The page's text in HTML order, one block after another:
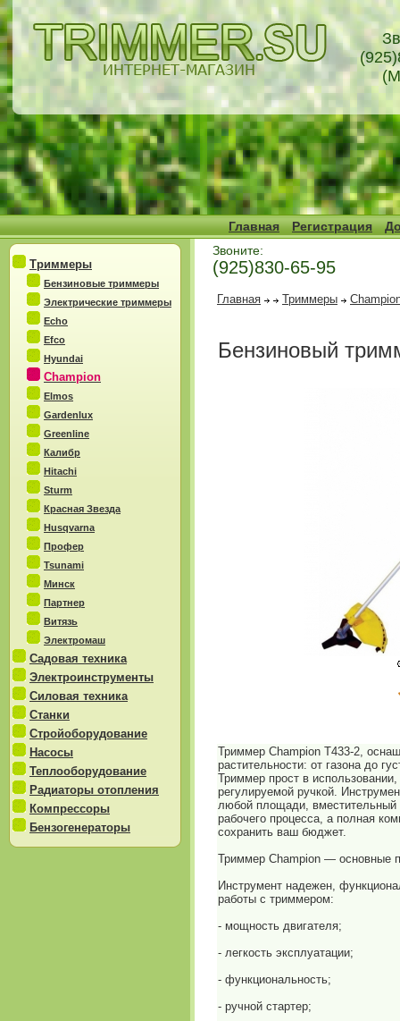
Главная Регистрация
Триммеры
Бензиновые триммеры
Электрические триммеры
Echo
Efco
Hyundai
Champion
Elmos
Gardenlux
Greenline
Калибр
Hitachi
Sturm
Красная Звезда
Husqvarna
Профер
Tsunami
Минск
Партнер
Витязь
Электромаш
Садовая техника
Электроинструменты
Силовая техника
Станки
Стройоборудование
Насосы
Теплооборудование
Радиаторы отопления
Компрессоры
Бензогенераторы
Звоните:
(925)830-65-95
Главная Триммеры
Бензиновый
Триммер Champion T433-2,
растительности: от газона до
Триммер прост в
регулируемой ручкой.
любой площади, вместительный
рабочего процесса, а полная
сохранить ваш бюджет.
Триммер Champion — основные
Инструмент надежен,
работы с триммером:
- мощность двигателя;
- легкость эксплуатации;
- функциональность;
- ручной стартер;